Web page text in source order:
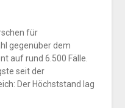
für
gegenüber dem
auf rund 6.500 Fälle.
seit der
Der Höchststand lag